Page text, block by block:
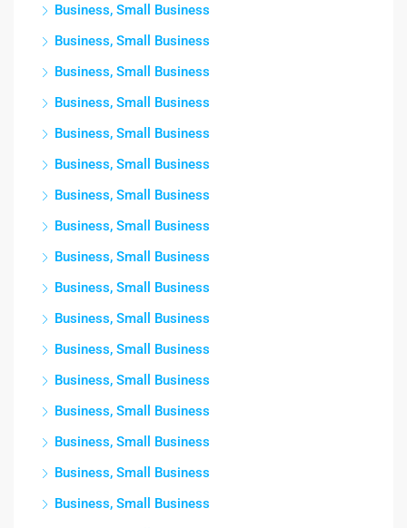
Business, Small Business
Business, Small Business
Business, Small Business
Business, Small Business
Business, Small Business
Business, Small Business
Business, Small Business
Business, Small Business
Business, Small Business
Business, Small Business
Business, Small Business
Business, Small Business
Business, Small Business
Business, Small Business
Business, Small Business
Business, Small Business
Business, Small Business